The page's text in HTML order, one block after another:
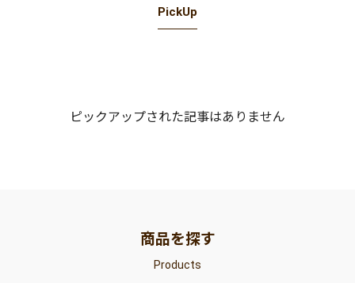
PickUp
ピックアップされた記事はありません
商品を探す
Products